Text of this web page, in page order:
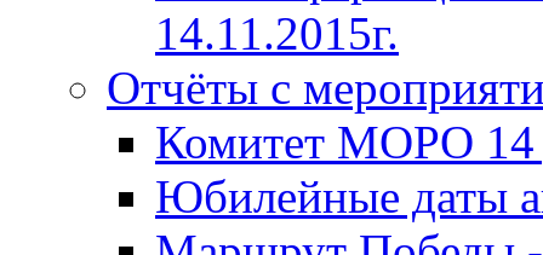
14.11.2015г.
Отчёты с
Комитет МОРО 14
Юбилейные даты